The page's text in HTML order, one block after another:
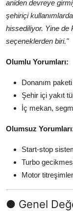
aniden devreye
şehiriçi
hissediliyor. Yine de
seçeneklerden biri."
Olumlu Yorumları:
Donanım
Şehir içi yakıt
İç mekan,
Olumsuz
Start-stop
Turbo
Motor
● Genel